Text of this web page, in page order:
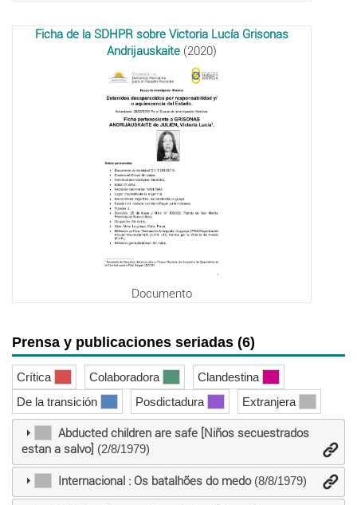
Ficha de la SDHPR sobre Victoria Lucía Grisonas
Andrijauskaite (2020)
Documento
Prensa y publicaciones seriadas (6)
Crítica Colaboradora
Clandestina
De la transición
Posdictadura Extranjera
Abducted children are safe [Niños secuestrados
estan a salvo] (2/8/1979)
Internacional : Os batalhões do medo(8/8/1979)